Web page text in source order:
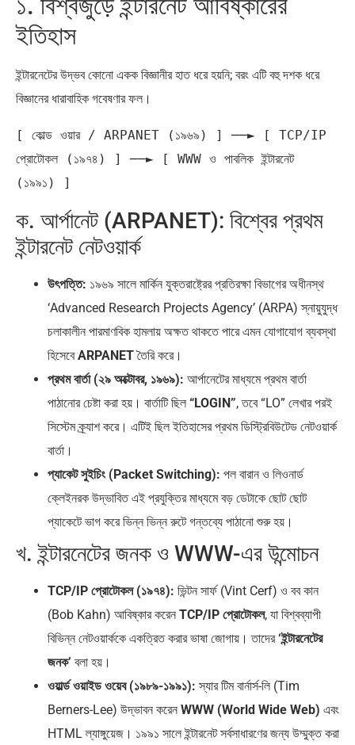
ইতিহাস
ইন্টারনেটের উদ্ভব কোনো একক বিজ্ঞানীর হাত ধরে হয়নি; বরং এটি বহু দশক ধরে
বিজ্ঞানের ধারাবাহিক গবেষণার ফল।
[ কোল্ড ওয়ার / ARPANET (১৯৬৯) ] ──► [ TCP/IP
প্রোটোকল (১৯৭৪) ] ──► [ WWW ও পাবলিক ইন্টারনেট
ক. আর্পানেট (ARPANET): বিশ্বের প্রথম
ইন্টারনেট নেটওয়ার্ক
উৎপত্তি: ১৯৬৯ সালে মার্কিন যুক্তরাষ্ট্রের প্রতিরক্ষা বিভাগের অধীনস্থ
‘Advanced Research Projects Agency’ (ARPA) স্নায়ুযুদ্ধ
চলাকালীন পারমাণবিক হামলায় অক্ষত থাকতে পারে এমন যোগাযোগ ব্যবস্থা
হিসেবেARPANETতৈরি করে।
প্রথম বার্তা (২৯ অক্টোবর, ১৯৬৯): আর্পানেটের মাধ্যমে প্রথম বার্তা
পাঠানোর চেষ্টা করা হয়। বার্তাটি ছিল “LOGIN”, তবে “LO” লেখার পরই
সিস্টেম ক্র্যাশ করে। এটিই ছিল ইতিহাসের প্রথম ডিস্ট্রিবিউটেড নেটওয়ার্ক
বার্তা।
প্যাকেট সুইচিং (Packet Switching): পল বারান ও লিওনার্ড
ক্লেইনরক উদ্ভাবিত এই প্রযুক্তির মাধ্যমে বড় ডেটাকে ছোট ছোট
প্যাকেটে ভাগ করে ভিন্ন ভিন্ন রুটে গন্তব্যে পাঠানো শুরু হয়।
খ. ইন্টারনেটের জনক ও WWW-এর উন্মোচন
TCP/IP প্রোটোকল (১৯৭৪): ভিন্টন সার্ফ (Vint Cerf) ও বব কান
(Bob Kahn) আবিষ্কার করেন TCP/IP প্রোটোকল, যা বিশ্বব্যাপী
বিভিন্ন নেটওয়ার্ককে একত্রিত করার ভাষা জোগায়। তাদের‘ইন্টারনেটের
জনক’ বলা হয়।
ওয়ার্ল্ড ওয়াইড ওয়েব (১৯৮৯-১৯৯১): স্যার টিম বার্নার্স-লি (Tim
Berners-Lee) উদ্ভাবন করেন WWW (World Wide Web) এবং
HTML ল্যাঙ্গুয়েজ। ১৯৯১ সালে ইন্টারনেট সর্বসাধারণের জন্য উম্মুক্ত করা